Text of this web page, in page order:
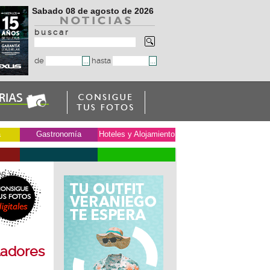
Sabado 08 de agosto de 2026
b u s c a r
de hasta
Gastronomía Hoteles y Alojamiento
y